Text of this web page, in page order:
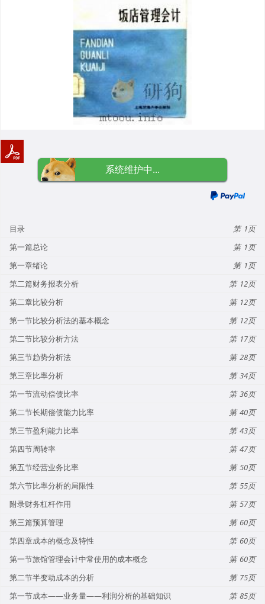
系统维护中...
目录
1
第一篇总论
1
第一章绪论
1
第二篇财务报表分析
12
第二章比较分析
12
第一节比较分析法的基本概念
12
第二节比较分析方法
17
第三节趋势分析法
28
第三章比率分析
34
第一节流动偿债比率
36
第二节长期偿债能力比率
40
第三节盈利能力比率
43
第四节周转率
47
第五节经营业务比率
50
第六节比率分析的局限性
55
附录财务杠杆作用
57
第三篇预算管理
60
第四章成本的概念及特性
60
第一节旅馆管理会计中常使用的成本概念
60
第二节半变动成本的分析
75
第一节成本——业务量——利润分析的基础知识
85